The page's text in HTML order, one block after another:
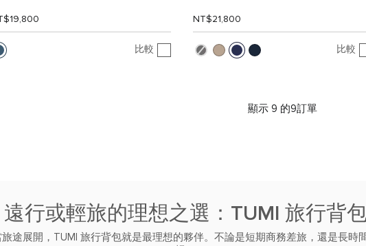
比較
NT$21,800
比較
顯示 9 的9訂單
遠行或輕旅的理想之選：TUMI 旅行背
途展開，TUMI 旅行背包就是最理想的夥伴。不論是短期商務差旅，還是長